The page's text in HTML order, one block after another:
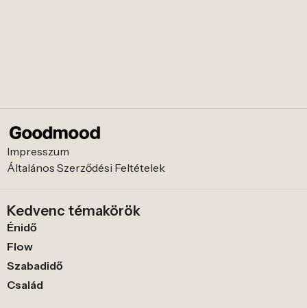
Impresszum
Általános Szerződési Feltételek
Kedvenc témakörök
Énidő
Flow
Szabadidő
Család